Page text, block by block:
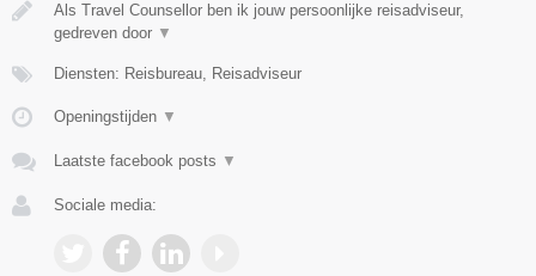
Als Travel Counsellor ben ik jouw persoonlijke reisadviseur,
gedreven door ▼
Diensten: Reisbureau, Reisadviseur
Openingstijden ▼
Laatste facebook posts ▼
Sociale media: